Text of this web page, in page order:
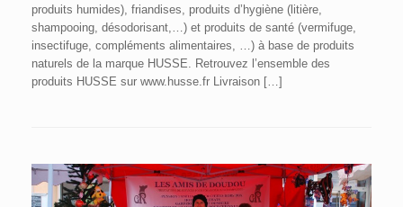
produits humides), friandises, produits d’hygiène (litière,
shampooing, désodorisant,…) et produits de santé (vermifuge,
insectifuge, compléments alimentaires, …) à base de produits
naturels de la marque HUSSE. Retrouvez l’ensemble des
produits HUSSE sur www.husse.fr Livraison […]